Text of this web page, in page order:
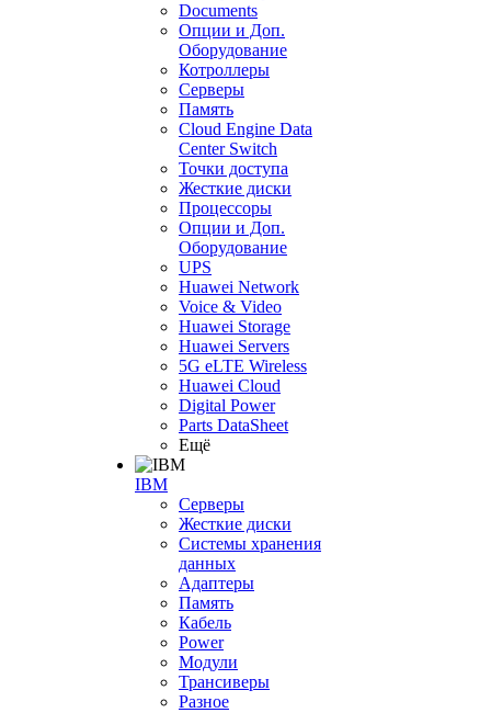
Documents
Опции и Доп.
Оборудование
Котроллеры
Серверы
Память
Cloud Engine Data
Center Switch
Точки доступа
Жесткие диски
Процессоры
Опции и Доп.
Оборудование
UPS
Huawei Network
Voice & Video
Huawei Storage
Huawei Servers
5G eLTE Wireless
Huawei Cloud
Digital Power
Parts DataSheet
Ещё
IBM
Серверы
Жесткие диски
Системы хранения
данных
Адаптеры
Память
Кабель
Power
Модули
Трансиверы
Разное